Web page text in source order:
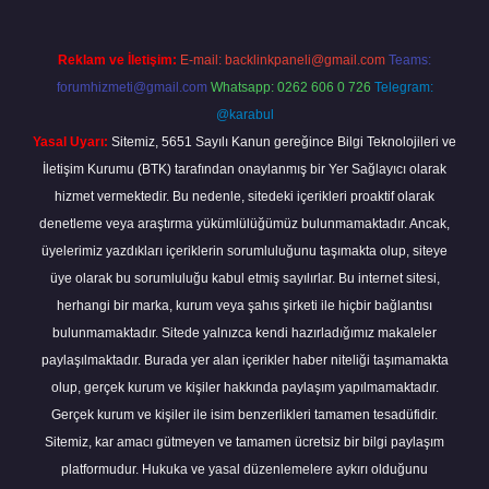
Reklam ve İletişim: E-mail: backlinkpaneli@gmail.com Teams:
forumhizmeti@gmail.com Whatsapp: 0262 606 0 726 Telegram:
@karabul
Yasal Uyarı: Sitemiz, 5651 Sayılı Kanun gereğince Bilgi Teknolojileri ve
İletişim Kurumu (BTK) tarafından onaylanmış bir Yer Sağlayıcı olarak
hizmet vermektedir. Bu nedenle, sitedeki içerikleri proaktif olarak
denetleme veya araştırma yükümlülüğümüz bulunmamaktadır. Ancak,
üyelerimiz yazdıkları içeriklerin sorumluluğunu taşımakta olup, siteye
üye olarak bu sorumluluğu kabul etmiş sayılırlar. Bu internet sitesi,
herhangi bir marka, kurum veya şahıs şirketi ile hiçbir bağlantısı
bulunmamaktadır. Sitede yalnızca kendi hazırladığımız makaleler
paylaşılmaktadır. Burada yer alan içerikler haber niteliği taşımamakta
olup, gerçek kurum ve kişiler hakkında paylaşım yapılmamaktadır.
Gerçek kurum ve kişiler ile isim benzerlikleri tamamen tesadüfidir.
Sitemiz, kar amacı gütmeyen ve tamamen ücretsiz bir bilgi paylaşım
platformudur. Hukuka ve yasal düzenlemelere aykırı olduğunu